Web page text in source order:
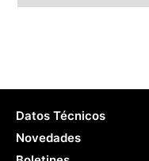
Datos Técnicos
Novedades